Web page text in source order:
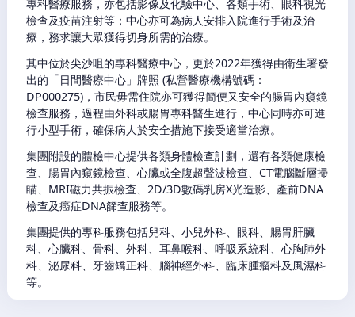
專科醫療服務，亦包括影像及化驗中心、各類手術、眼科視光
檢查及疫苗注射等；中心亦可為病人安排入院進行手術及治
療，務求讓大眾獲得切身所需的治療。
其中位於尖沙咀的專科醫療中心，更於2022年獲得由衛生署發
出的「日間醫療中心」牌照 (私營醫療機構號碼：
DP000275)，市民毋需住院亦可獲得簡便又安全的腸胃內窺鏡
檢查服務，過程由外科或腸胃專科醫生進行，中心同時亦可進
行小型手術，確保病人於安全措施下接受適當治療。
集團附設的體檢中心提供各類身體檢查計劃，還有各類健康檢
查、腸胃內窺鏡檢查、心臟或全腹超聲波檢查、CT電腦斷層掃
瞄、MRI磁力共振檢查、2D/3D數碼乳房X光造影、產前DNA
檢查及癌症DNA篩查服務等。
集團提供的專科服務包括兒科、小兒外科、眼科、腸胃肝臟
科、心臟科、骨科、外科、耳鼻喉科、呼吸系統科、心胸肺外
科、泌尿科、牙齒矯正科、腦神經外科、臨床腫瘤科及風濕科
等。